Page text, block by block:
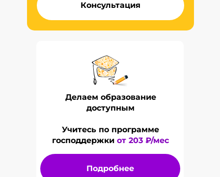
Консультация
Делаем образование
доступным
Учитесь по программе
господдержки от 203 ₽/мес
Подробнее